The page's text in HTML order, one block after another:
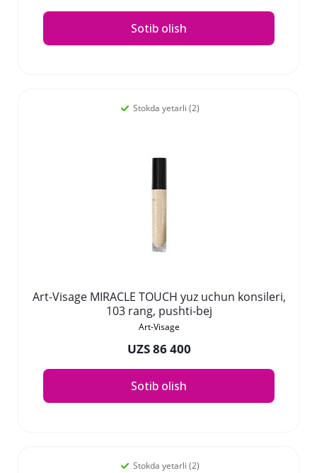
Sotib olish
Stokda yetarli (2)
Art-Visage MIRACLE TOUCH yuz uchun konsileri,
103 rang, pushti-bej
Art-Visage
UZS 86 400
Sotib olish
Stokda yetarli (2)